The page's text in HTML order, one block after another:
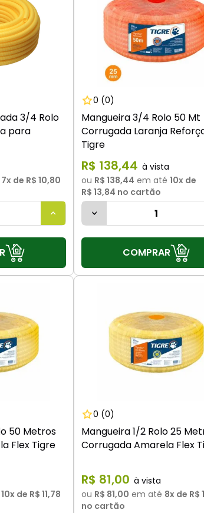
3/4 Rolo
para
7x de R$ 10,80
0 (0)
Mangueira 3/4 Rolo 50 Mt
Corrugada Laranja
Tigre
R$ 138,44
ou R$ 138,44 em até 10x de
R$ 13,84 no cartão
COMPRAR
50 Metros
Flex Tigre
10x de R$ 11,78
0 (0)
Mangueira 1/2 Rolo 25
Corrugada Amarela Flex
R$ 81,00
ou R$ 81,00 em até 8x de R$
no cartão
º torneira